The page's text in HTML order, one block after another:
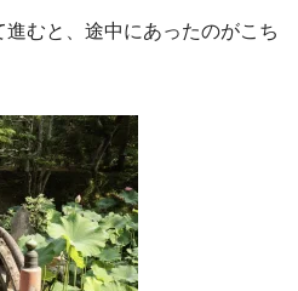
むと、途中にあったのがこち